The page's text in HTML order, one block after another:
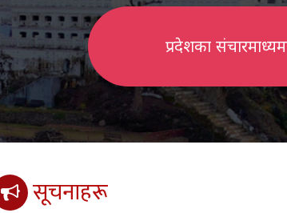
प्रदेशका
सूचनाहरू